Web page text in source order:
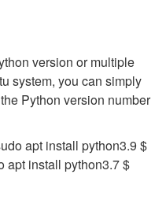
version or multiple
system, you can simply
Python version number
apt install python3.9 $
apt install python3.7 $